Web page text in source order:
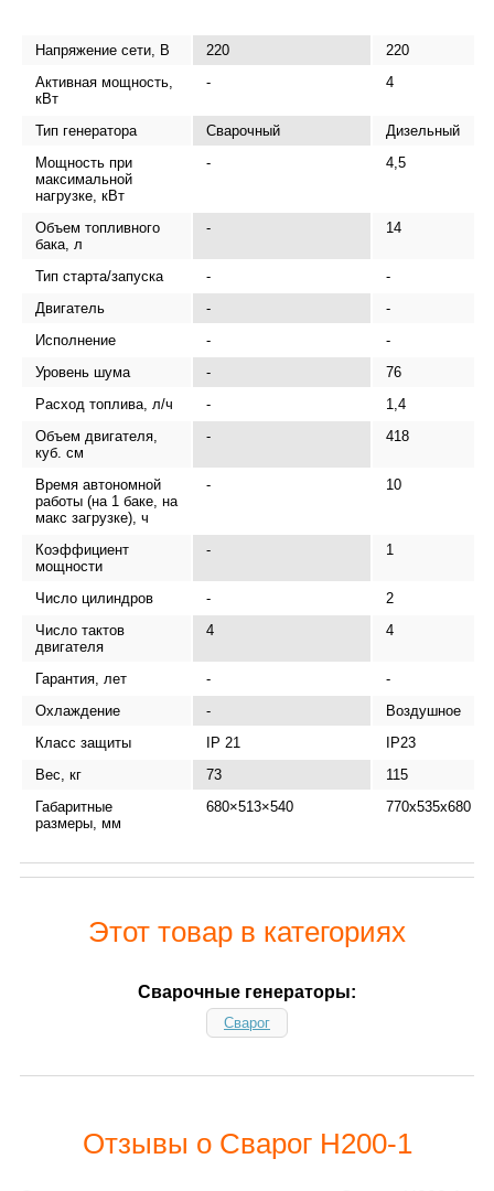
Напряжение сети, В 220
220
Активная мощность,
кВт
- 4
Тип генератора Сварочный
Дизельный
Мощность при
максимальной
нагрузке, кВт
- 4,5
Объем топливного
бака, л
- 14
Тип старта/запуска -
-
Двигатель
-
-
Исполнение
-
-
Уровень шума
-
76
Расход топлива, л/ч
-
1,4
Объем двигателя,
куб. см
- 418
Время автономной
работы (на 1 баке, на
макс загрузке), ч
- 10
Коэффициент
мощности
- 1
Число цилиндров -
2
Число тактов
двигателя
4 4
Гарантия, лет -
-
Охлаждение
-
Воздушное
Класс защиты
IP 21
IP23
Вес, кг
73
115
Габаритные
размеры, мм
680×513×540 770х535х680
Этот товар в категориях
Сварочные генераторы:
Сварог
Отзывы о Сварог H200-1